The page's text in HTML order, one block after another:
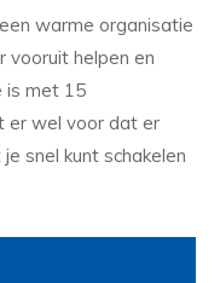
warme organisatie
vooruit helpen en
is met 15
er wel voor dat er
snel kunt schakelen